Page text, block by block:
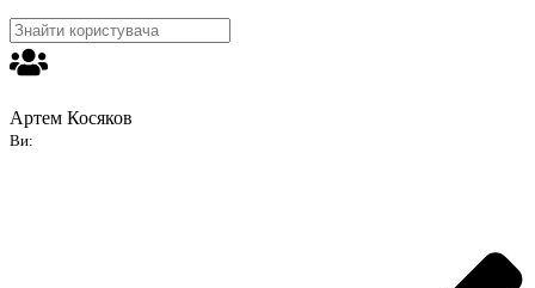
Артем Косяков
Ви: